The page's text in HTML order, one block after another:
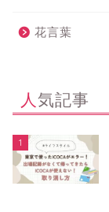
花言葉
人気記事
1